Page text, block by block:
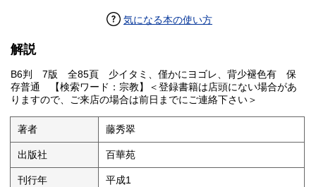
気になる本の使い方
解説
B6判 7版 全85頁 少イタミ、僅かにヨゴレ、背少褪色有 保
存普通 【検索ワード：宗教】＜登録書籍は店頭にない場合があ
りますので、ご来店の場合は前日までにご連絡下さい＞
著者 藤秀翠
出版社 百華苑
刊行年 平成1